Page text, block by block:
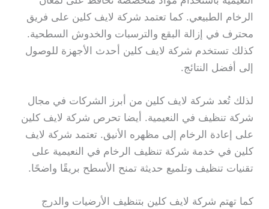
الرخام الطبيعي. كما تعتمد شركة لايف كلين على فريق
محترف في إزالة البقع والترسبات والخدوش السطحية.
كذلك تستخدم شركة لايف كلين أحدث الأجهزة للوصول
إلى أفضل النتائج.
لذلك تُعد شركة لايف كلين من أبرز الشركات في مجال
شركة تنظيف في النعيمية. أيضا تحرص شركة لايف كلين
على إعادة الرخام إلى مظهره الأنيق. تعتمد شركة لايف
كلين في خدمة شركة تنظيف الرخام في النعيمية على
تقنيات تنظيف وتلميع حديثة تمنح الأسطح بريقًا واضحًا.
كما تهتم شركة لايف كلين بتنظيف الأرضيات والدرج